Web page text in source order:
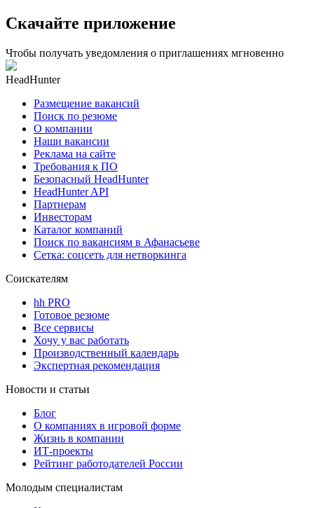
Скачайте приложение
Чтобы получать уведомления о приглашениях мгновенно
HeadHunter
Размещение вакансий
Поиск по резюме
О компании
Наши вакансии
Реклама на сайте
Требования к ПО
Безопасный HeadHunter
HeadHunter API
Партнерам
Инвесторам
Каталог компаний
Поиск по вакансиям в Афанасьеве
Сетка: соцсеть для нетворкинга
Соискателям
hh PRO
Готовое резюме
Все сервисы
Хочу у вас работать
Производственный календарь
Экспертная рекомендация
Новости и статьи
Блог
О компаниях в игровой форме
Жизнь в компании
ИТ-проекты
Рейтинг работодателей России
Молодым специалистам